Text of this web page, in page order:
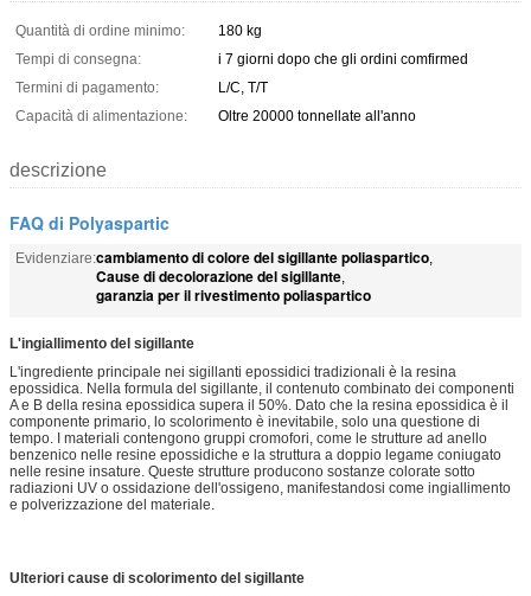
Quantità di ordine minimo:
180 kg
Tempi di consegna:
i 7 giorni dopo che gli ordini comfirmed
Termini di pagamento:
L/C, T/T
Capacità di alimentazione:
Oltre 20000 tonnellate all'anno
descrizione
FAQ di Polyaspartic
Evidenziare:cambiamento di colore del sigillante poliaspartico,
Cause di decolorazione del sigillante,
garanzia per il rivestimento poliaspartico
L'ingiallimento del sigillante
L'ingrediente principale nei sigillanti epossidici tradizionali è la resina
epossidica. Nella formula del sigillante, il contenuto combinato dei componenti
A e B della resina epossidica supera il 50%. Dato che la resina epossidica è il
componente primario, lo scolorimento è inevitabile, solo una questione di
tempo. I materiali contengono gruppi cromofori, come le strutture ad anello
benzenico nelle resine epossidiche e la struttura a doppio legame coniugato
nelle resine insature. Queste strutture producono sostanze colorate sotto
radiazioni UV o ossidazione dell'ossigeno, manifestandosi come ingiallimento
e polverizzazione del materiale.
Ulteriori cause di scolorimento del sigillante